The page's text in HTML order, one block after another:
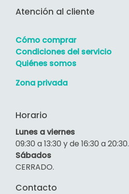
Atención al cliente
Cómo comprar
Condiciones del servicio
Quiénes somos
Zona privada
Horario
Lunes a viernes
09:30 a 13:30 y de 16:30 a 20:30.
Sábados
CERRADO.
Contacto